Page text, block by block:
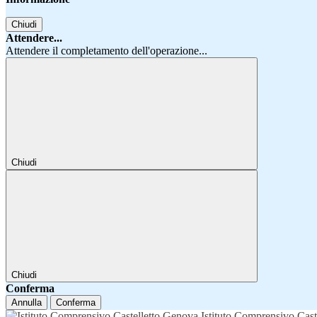
Chiudi
Attendere...
Attendere il completamento dell'operazione...
Chiudi
Chiudi
Conferma
Annulla Conferma